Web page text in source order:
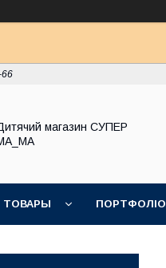
66
магазин СУПЕР
ТОВАРЫ ПОРТФОЛІО